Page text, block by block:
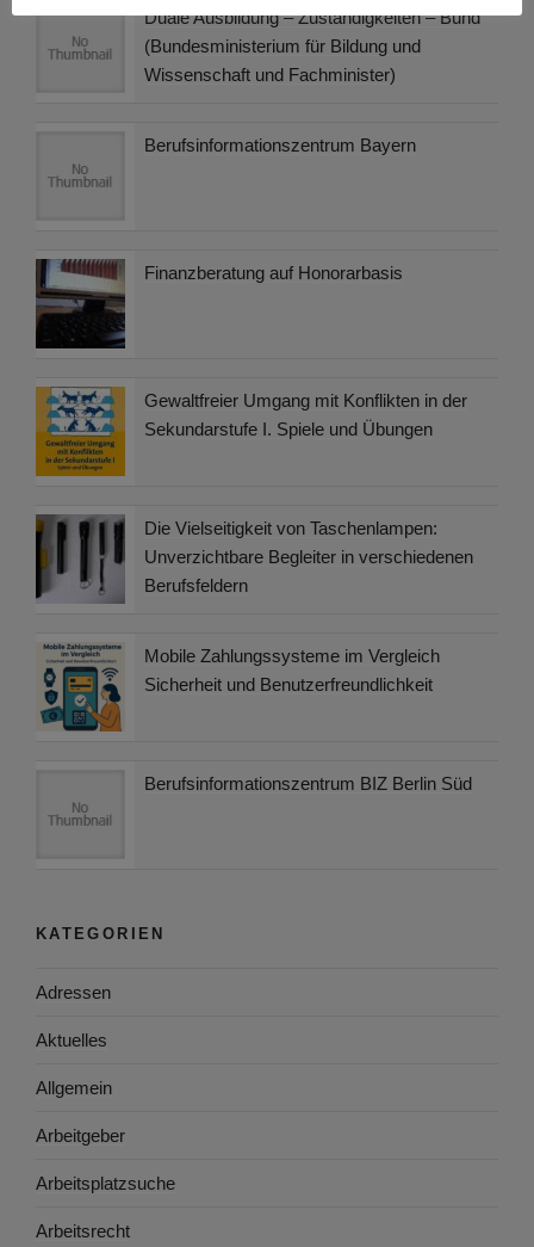
Duale Ausbildung – Zuständigkeiten – Bund
(Bundesministerium für Bildung und
Wissenschaft und Fachminister)
Berufsinformationszentrum Bayern
Finanzberatung auf Honorarbasis
Gewaltfreier Umgang mit Konflikten in der
Sekundarstufe I. Spiele und Übungen
Die Vielseitigkeit von Taschenlampen:
Unverzichtbare Begleiter in verschiedenen
Berufsfeldern
Mobile Zahlungssysteme im Vergleich
Sicherheit und Benutzerfreundlichkeit
Berufsinformationszentrum BIZ Berlin Süd
KATEGORIEN
Adressen
Aktuelles
Allgemein
Arbeitgeber
Arbeitsplatzsuche
Arbeitsrecht